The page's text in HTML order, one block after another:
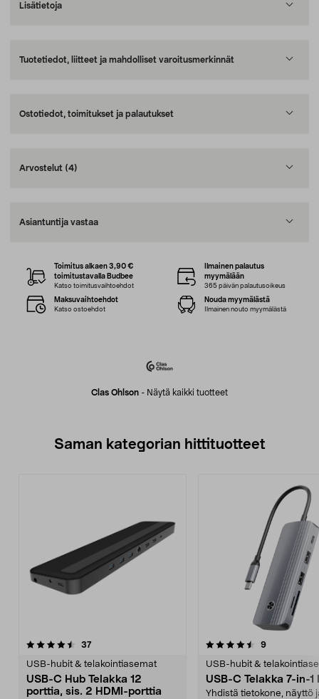
Lisätietoja
Tuotetiedot, liitteet ja mahdolliset varoitusmerkinnät
Ostotiedot, toimitukset ja palautukset
Arvostelut (4)
Asiantuntija vastaa
Clas Ohlson - Näytä kaikki tuotteet
Toimitus alkaen 3,90 €
toimitustavalla Budbee
Katso toimitusvaihtoehdot
Ilmainen palautus
myymälään
365 päivän palautusoikeus
Maksuvaihtoehdot
Katso ostoehdot
Nouda myymälästä
Ilmainen nouto myymälästä
Saman kategorian hittituotteet
37arvostelut
USB-hubit & telakointiasemat
USB-C Hub Telakka 12
porttia, sis. 2 HDMI-porttia
4.5 viidestä
9arvostelut
USB-hubit &
USB-C Telakka 7-in-1
Yhdistä tietokone, näyttö
3.5 viidestä